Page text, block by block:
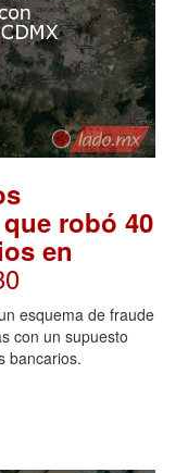
robó 40
en
esquema de fraude
con un supuesto
bancarios.